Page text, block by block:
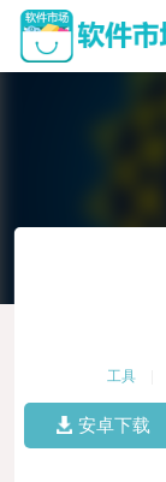
工具
安卓下载